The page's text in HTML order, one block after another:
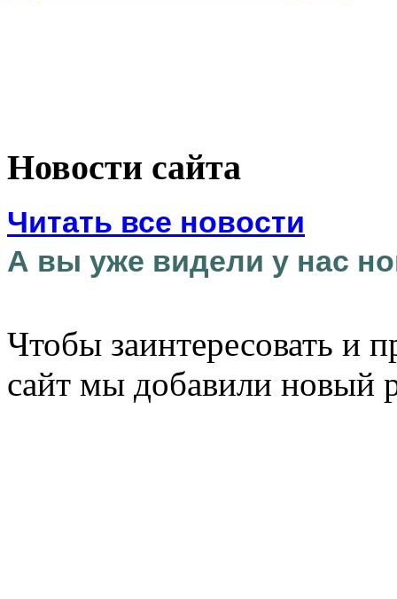
Новости сайта
Читать все новости
А вы уже видели у нас
Чтобы заинтересовать и
сайт мы добавили новый